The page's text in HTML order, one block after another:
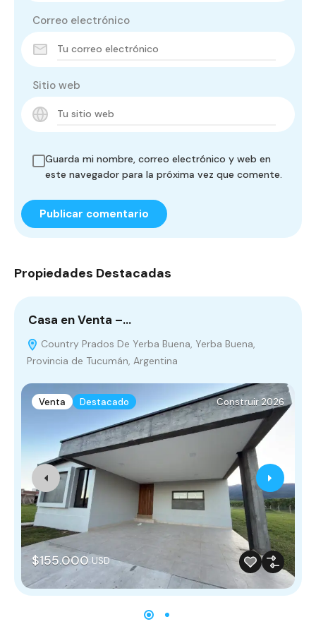
Correo electrónico
Sitio web
Guarda mi nombre, correo electrónico y web en
este navegador para la próxima vez que comente.
Propiedades Destacadas
Casa en Venta –…
Country Prados De Yerba Buena, Yerba Buena,
Provincia de Tucumán, Argentina
Venta Destacado Construir 2026
$155.000 USD